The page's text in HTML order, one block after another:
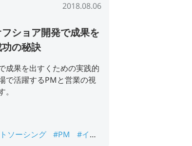
2018.08.06
ショア開発で成果を
の秘訣
成果を出すくための実践的
で活躍するPMと営業の視
ソーシング #PM
#イン